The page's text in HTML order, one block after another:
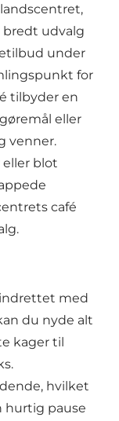
,
udvalg
under
for
tilbyder en
eller
venner.
blot
café
med
du nyde alt
kager til
hvilket
hurtig pause